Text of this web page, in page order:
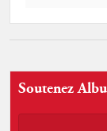
Soutenez